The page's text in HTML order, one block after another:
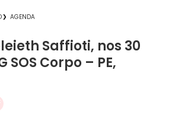
AGENDA
Saffioti, nos 30
SOS Corpo – PE,